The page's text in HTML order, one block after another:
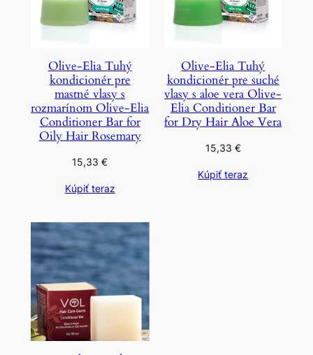
Olive-Elia Tuhý
kondicionér pre
mastné vlasy s
rozmarínom Olive-Elia
Conditioner Bar for
Oily Hair Rosemary
15,33€
Kúpiť teraz
Olive-Elia Tuhý
kondicionér pre suché
vlasy s aloe vera Olive-
Elia Conditioner Bar
for Dry Hair Aloe Vera
15,33 €
Kúpiť teraz